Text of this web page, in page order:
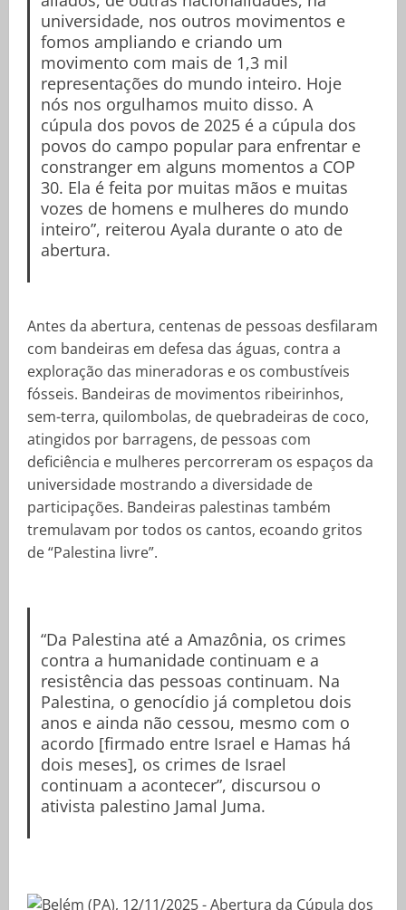
universidade, nos outros movimentos e
fomos ampliando e criando um
movimento com mais de 1,3 mil
representações do mundo inteiro. Hoje
nós nos orgulhamos muito disso. A
cúpula dos povos de 2025 é a cúpula dos
povos do campo popular para enfrentar e
constranger em alguns momentos a COP
30. Ela é feita por muitas mãos e muitas
vozes de homens e mulheres do mundo
inteiro”, reiterou Ayala durante o ato de
abertura.
Antes da abertura, centenas de pessoas desfilaram
com bandeiras em defesa das águas, contra a
exploração das mineradoras e os combustíveis
fósseis. Bandeiras de movimentos ribeirinhos,
sem-terra, quilombolas, de quebradeiras de coco,
atingidos por barragens, de pessoas com
deficiência e mulheres percorreram os espaços da
universidade mostrando a diversidade de
participações. Bandeiras palestinas também
tremulavam por todos os cantos, ecoando gritos
de “Palestina livre”.
“Da Palestina até a Amazônia, os crimes
contra a humanidade continuam e a
resistência das pessoas continuam. Na
Palestina, o genocídio já completou dois
anos e ainda não cessou, mesmo com o
acordo [firmado entre Israel e Hamas há
dois meses], os crimes de Israel
continuam a acontecer”, discursou o
ativista palestino Jamal Juma.